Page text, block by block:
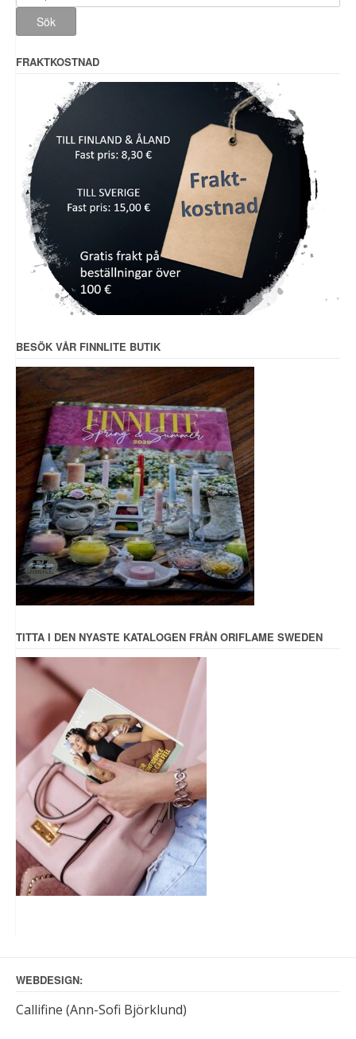
efter:
Sök
FRAKTKOSTNAD
BESÖK VÅR FINNLITE BUTIK
TITTA I DEN NYASTE KATALOGEN FRÅN ORIFLAME SWEDEN
WEBDESIGN:
Callifine (Ann-Sofi Björklund)